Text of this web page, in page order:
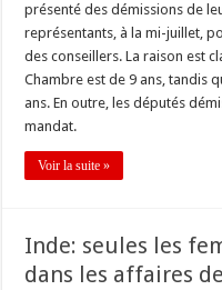
présenté des démissions de
représentants, à la mi-juillet,
des conseillers. La raison est
Chambre est de 9 ans, tandis
ans. En outre, les députés
mandat.
Voir la suite »
Inde: seules les
dans les affaires